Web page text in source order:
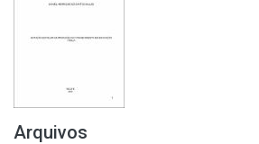
Arquivos